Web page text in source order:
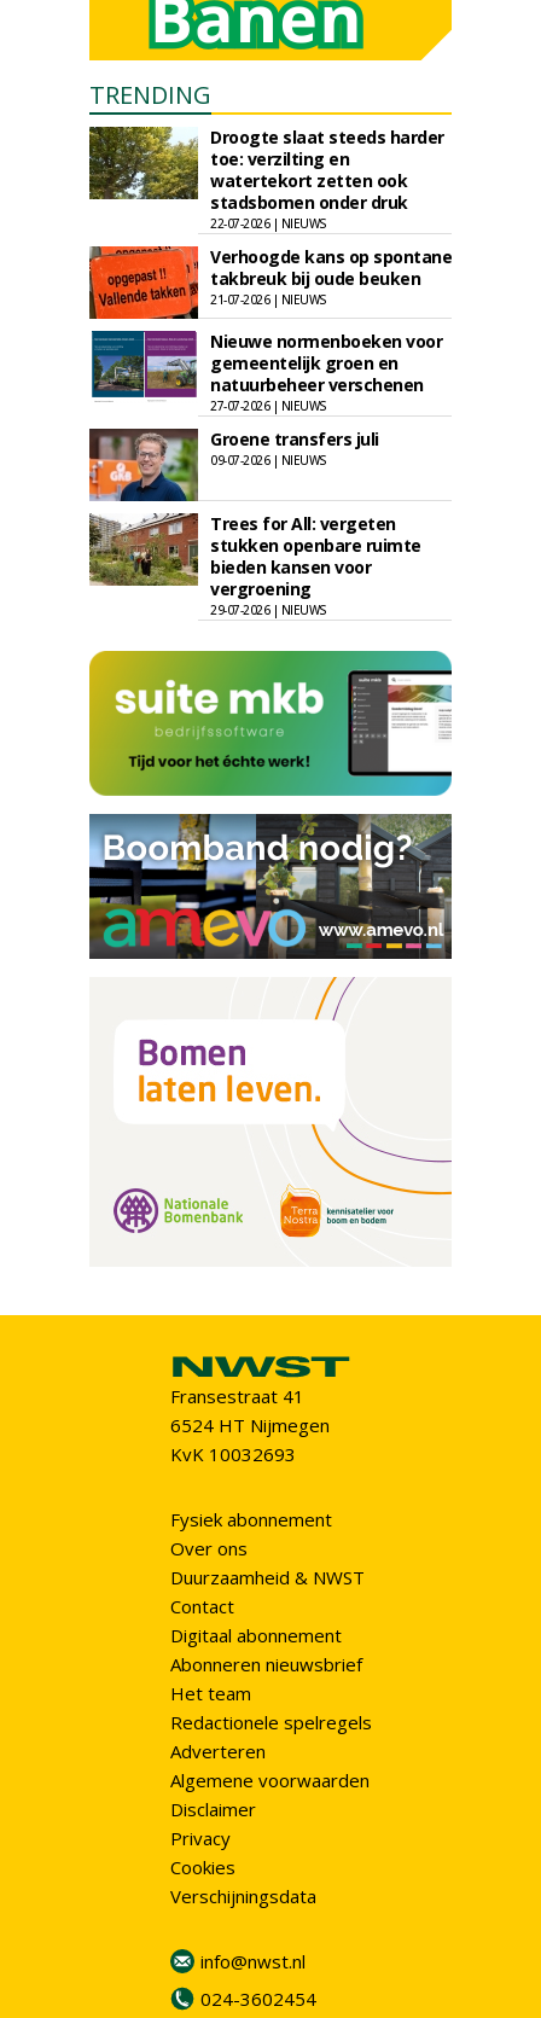
TRENDING
Droogte slaat steeds harder
toe: verzilting en
watertekort zetten ook
stadsbomen onder druk
22-07-2026 | NIEUWS
Verhoogde kans op spontane
takbreuk bij oude beuken
21-07-2026 | NIEUWS
Nieuwe normenboeken voor
gemeentelijk groen en
natuurbeheer verschenen
27-07-2026 | NIEUWS
Groene transfers juli
09-07-2026 | NIEUWS
Trees for All: vergeten
stukken openbare ruimte
bieden kansen voor
vergroening
29-07-2026 | NIEUWS
Fransestraat 41
6524 HT Nijmegen
KvK 10032693
Fysiek abonnement
Over ons
Duurzaamheid & NWST
Contact
Digitaal abonnement
Abonneren nieuwsbrief
Het team
Redactionele spelregels
Adverteren
Algemene voorwaarden
Disclaimer
Privacy
Cookies
Verschijningsdata
info@nwst.nl
024-3602454